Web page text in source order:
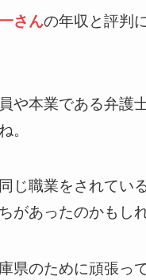
さんの年収と評判
や本業である弁護
。
じ職業をされてい
があったのかもし
県のために頑張っ